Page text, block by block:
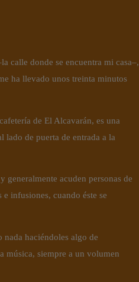
calle donde se encuentra mi casa–,
ha llevado unos treinta minutos
de El Alcavarán, es una
lado de puerta de entrada a la
generalmente acuden personas de
infusiones, cuando éste se
nada haciéndoles algo de
música, siempre a un volumen